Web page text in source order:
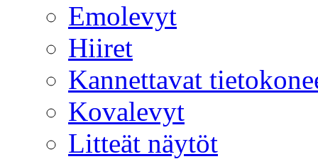
Emolevyt
Hiiret
Kannettavat
Kovalevyt
Litteät näytöt